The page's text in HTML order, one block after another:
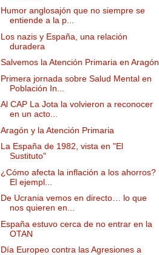
Humor anglosajón que no siempre se
entiende a la p...
Los nazis y España, una relación
duradera
Salvemos la Atención Primaria en Aragón
Primera jornada sobre Salud Mental en
Población In...
Al CAP La Jota la volvieron a reconocer
en un acto...
Aragón y la Atención Primaria
La España de 1982, vista en "El
Sustituto"
¿Cómo afecta la inflación a los ahorros?
El ejempl...
De Ucrania vemos en directo… lo que
nos quieren en...
España estuvo cerca de no entrar en la
OTAN
Día Europeo contra las Agresiones a